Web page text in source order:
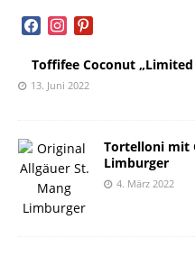
facebookinstagram
pinterest
Toffifee Coconut
13. Juni 2022
Tortelloni mit
Limburger
4. März 2022